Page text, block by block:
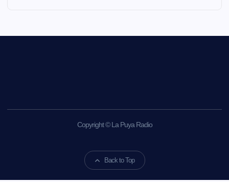
Copyright © La Puya Radio
Back to Top